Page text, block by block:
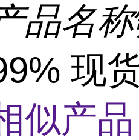
品名称
现
似产